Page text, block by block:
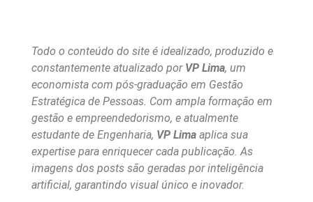
Todo o conteúdo do site é idealizado, produzido e
constantemente atualizado por VP Lima, um
economista com pós-graduação em Gestão
Estratégica de Pessoas. Com ampla formação em
gestão e empreendedorismo, e atualmente
estudante de Engenharia, VP Lima aplica sua
expertise para enriquecer cada publicação. As
imagens dos posts são geradas por inteligência
artificial, garantindo visual único e inovador.